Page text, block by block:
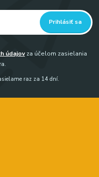
Prihlásiť sa
údajovza účelom zasielania
raz za 14 dní.